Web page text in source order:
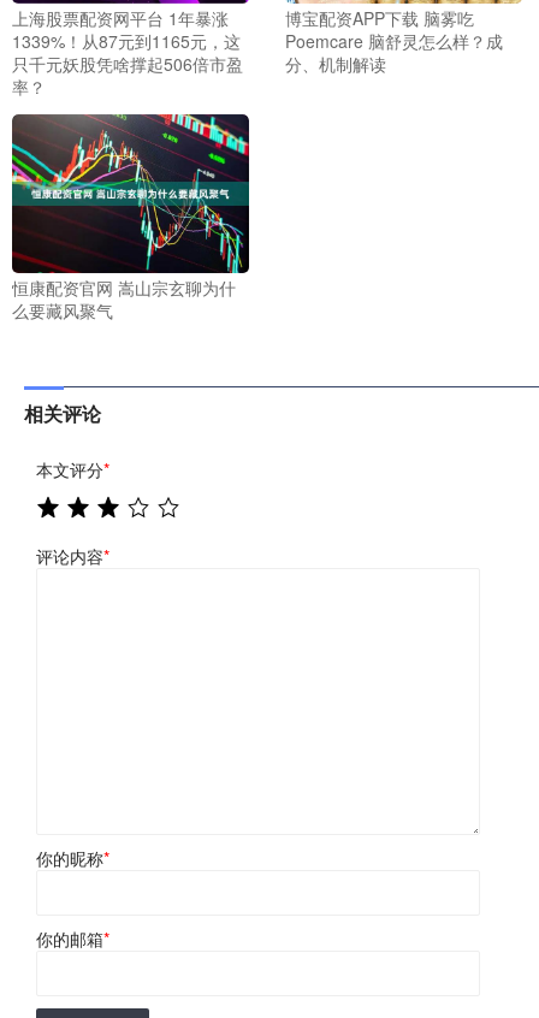
上海股票配资网平台 1年暴涨
1339%！从87元到1165元，这
只千元妖股凭啥撑起506倍市盈
率？
博宝配资APP下载 脑雾吃
Poemcare 脑舒灵怎么样？成
分、机制解读
恒康配资官网 嵩山宗玄聊为什
么要藏风聚气
相关评论
本文评分*
评论内容*
你的昵称*
你的邮箱*